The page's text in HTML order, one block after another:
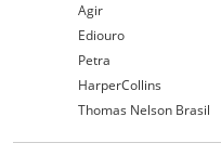
Agir
Ediouro
Petra
HarperCollins
Thomas Nelson Brasil